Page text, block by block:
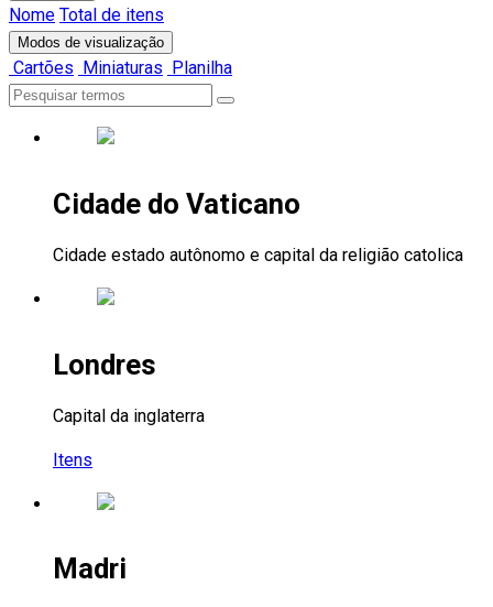
Nome Total de itens
Modos de visualização
Cartões Miniaturas Planilha
Cidade do Vaticano
Cidade estado autônomo e capital da religião catolica
Londres
Capital da inglaterra
Itens
Madri